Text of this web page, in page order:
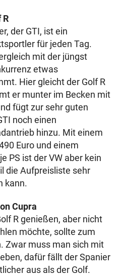
R
der GTI, ist ein
für jeden Tag.
mit der jüngst
etwas
Hier gleicht der Golf R
er munter im Becken mit
fügt zur sehr guten
noch einen
hinzu. Mit einem
Euro und einem
PS ist der VW aber kein
die Aufpreisliste sehr
kann.
Cupra
R genießen, aber nicht
möchte, sollte zum
Zwar muss man sich mit
dafür fällt der Spanier
aus als der Golf.